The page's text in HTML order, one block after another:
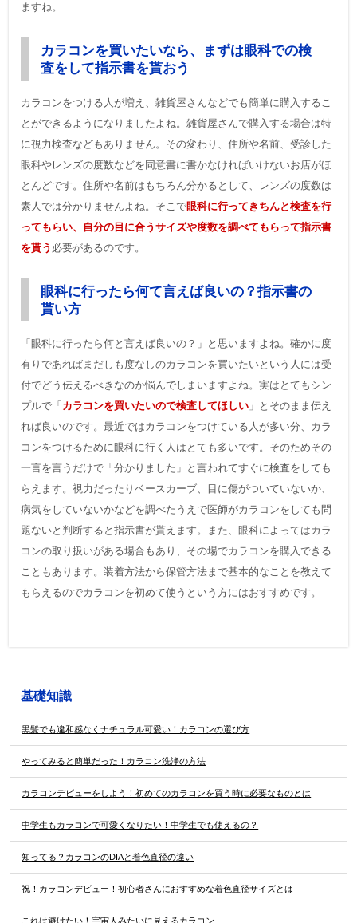
ますね。
カラコンを買いたいなら、まずは眼科での検
査をして指示書を貰おう
カラコンをつける人が増え、雑貨屋さんなどでも簡単に購入するこ
とができるようになりましたよね。雑貨屋さんで購入する場合は特
に視力検査などもありません。その変わり、住所や名前、受診した
眼科やレンズの度数などを同意書に書かなければいけないお店がほ
とんどです。住所や名前はもちろん分かるとして、レンズの度数は
素人では分かりませんよね。そこで眼科に行ってきちんと検査を行
ってもらい、自分の目に合うサイズや度数を調べてもらって指示書
を貰う 必要があるのです。
眼科に行ったら何て言えば良いの？指示書の
貰い方
「眼科に行ったら何と言えば良いの？」と思いますよね。確かに度
有りであればまだしも度なしのカラコンを買いたいという人には受
付でどう伝えるべきなのか悩んでしまいますよね。実はとてもシン
プルで「 カラコンを買いたいので検査してほしい 」とそのまま伝え
れば良いのです。最近ではカラコンをつけている人が多い分、カラ
コンをつけるために眼科に行く人はとても多いです。そのためその
一言を言うだけで「分かりました」と言われてすぐに検査をしても
らえます。視力だったりベースカーブ、目に傷がついていないか、
病気をしていないかなどを調べたうえで医師がカラコンをしても問
題ないと判断すると指示書が貰えます。また、眼科によってはカラ
コンの取り扱いがある場合もあり、その場でカラコンを購入できる
こともあります。装着方法から保管方法まで基本的なことを教えて
もらえるのでカラコンを初めて使うという方にはおすすめです。
基礎知識
黒髪でも違和感なくナチュラル可愛い！カラコンの選び方
やってみると簡単だった！カラコン洗浄の方法
カラコンデビューをしよう！初めてのカラコンを買う時に必要なものとは
中学生もカラコンで可愛くなりたい！中学生でも使えるの？
知ってる？カラコンのDIAと着色直径の違い
祝！カラコンデビュー！初心者さんにおすすめな着色直径サイズとは
これは避けたい！宇宙人みたいに見えるカラコン